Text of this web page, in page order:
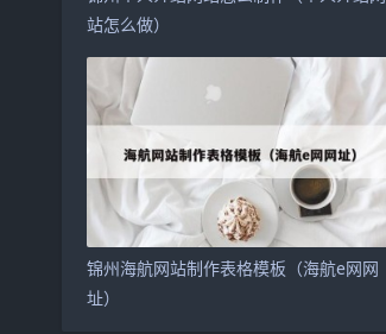
站怎么做）
锦州海航网站制作表格模板（海航e网网
址）